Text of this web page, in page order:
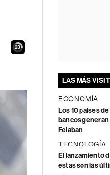
22
LAS MÁS
ECONOMÍA
Los 10 países
bancos
Felaban
TECNOLOGÍA
El lanzamiento
estas son las